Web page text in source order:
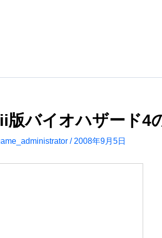
版バイオハザード4
/ 2008年9月5日